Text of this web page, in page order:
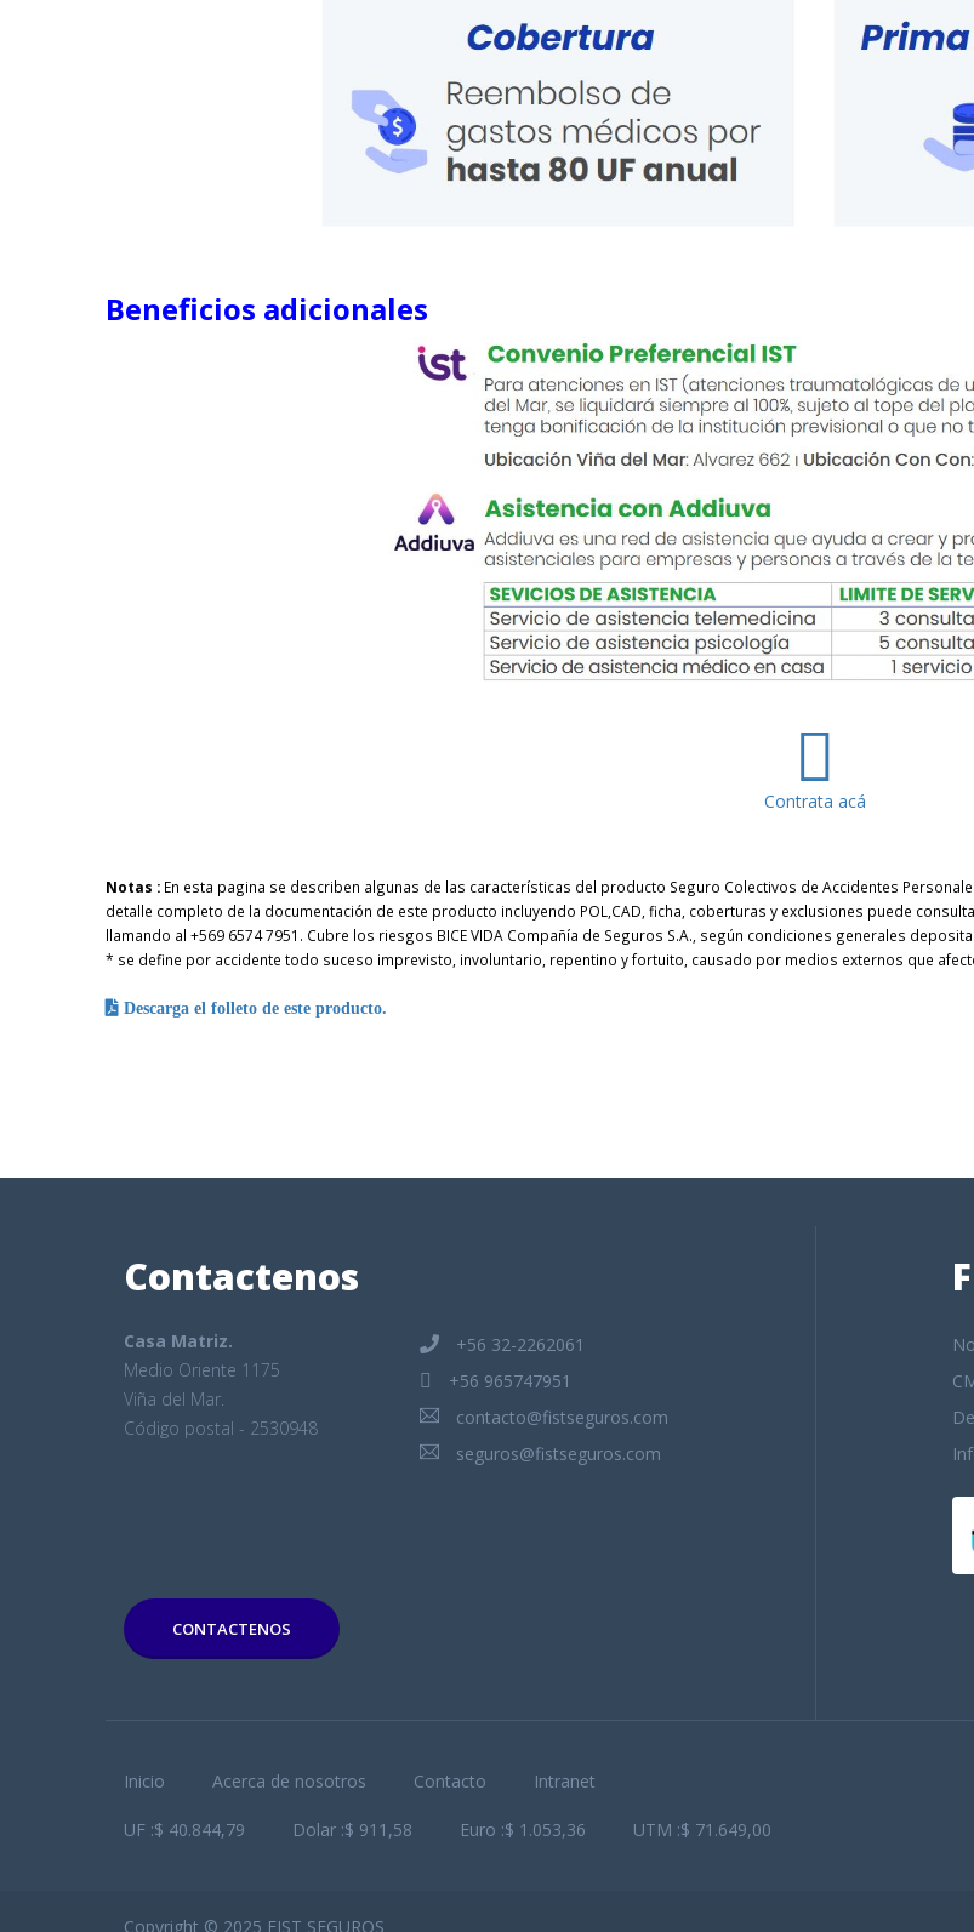
Beneficios adicionales
Contrata acá
Notas : En esta pagina se describen algunas de las características del producto Seguro Colectivos de Accidentes
detalle completo de la documentación de este producto incluyendo POL,CAD, ficha, coberturas y exclusiones puede
llamando al +569 6574 7951. Cubre los riesgos BICE VIDA Compañía de Seguros S.A., según condiciones generales
* se define por accidente todo suceso imprevisto, involuntario, repentino y fortuito, causado por medios externos que
Descarga el folleto de este producto.
Contactenos
Casa Matriz.
Medio Oriente 1175
Viña del Mar.
Código postal - 2530948
+56 32-2262061
+56 965747951
contacto@fistseguros.com
seguros@fistseguros.com
CONTACTENOS
Inicio Acerca de nosotros Contacto Intranet
UF :$ 40.844,79 Dolar :$ 911,58 Euro :$ 1.053,36 UTM :$ 71.649,00
Copyright © 2025 FIST SEGUROS